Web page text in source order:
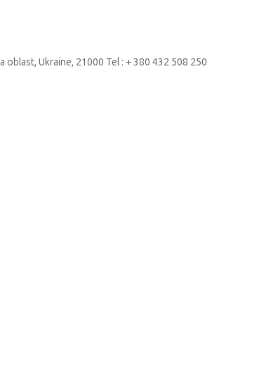
oblast, Ukraine, 21000 Tel : + 380 432 508 250